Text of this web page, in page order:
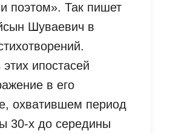
поэтом». Так пишет
Шуваевич в
ипостасей
в его
охватившем период
30-х до середины